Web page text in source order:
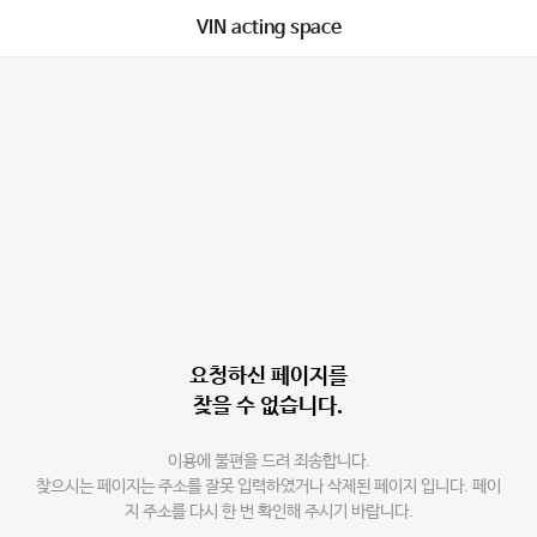
VIN acting space
요청하신 페이지를
찾을 수 없습니다.
이용에 불편을 드려 죄송합니다.
찾으시는 페이지는 주소를 잘못 입력하였거나 삭제된 페이지 입니다. 페이
지 주소를 다시 한 번 확인해 주시기 바랍니다.